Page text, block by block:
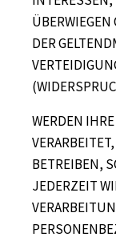
DER
WERDEN
BETREIBEN,
JEDERZEIT